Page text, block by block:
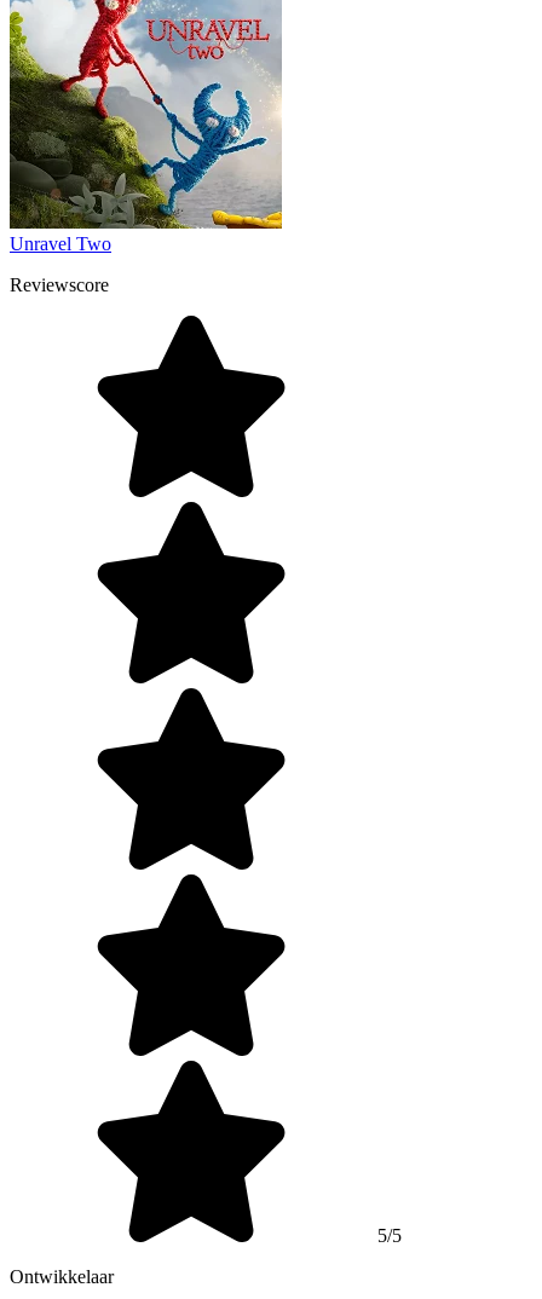
Unravel Two
Reviewscore
5/5
Ontwikkelaar